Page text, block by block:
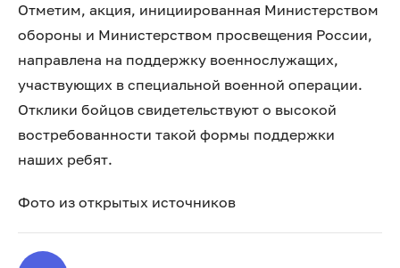
Отметим, акция, инициированная Министерством
обороны и Министерством просвещения России,
направлена на поддержку военнослужащих,
участвующих в специальной военной операции.
Отклики бойцов свидетельствуют о высокой
востребованности такой формы поддержки
наших ребят.
Фото из открытых источников